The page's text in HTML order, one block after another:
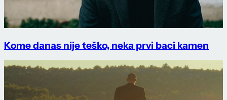
Kome danas nije teško, neka prvi baci kamen